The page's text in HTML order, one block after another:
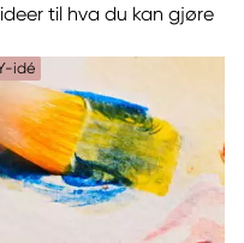
til hva du kan gjøre
idé